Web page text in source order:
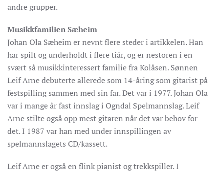
andre grupper.
Musikkfamilien Sæheim
Johan Ola Sæheim er nevnt flere steder i artikkelen. Han
har spilt og underholdt i flere tiår, og er nestoren i en
svært så musikkinteressert familie fra Kolåsen. Sønnen
Leif Arne debuterte allerede som 14-åring som gitarist på
festspilling sammen med sin far. Det var i 1977. Johan Ola
var i mange år fast innslag i Ogndal Spelmannslag. Leif
Arne stilte også opp mest gitaren når det var behov for
det. I 1987 var han med under innspillingen av
spelmannslagets CD/kassett.
Leif Arne er også en flink pianist og trekkspiller. I